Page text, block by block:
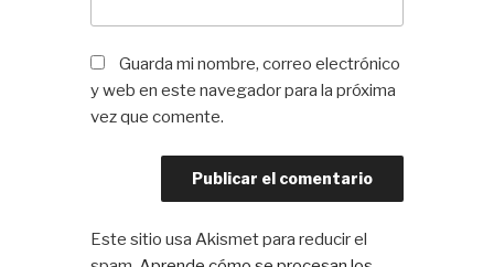
Guarda mi nombre, correo electrónico
y web en este navegador para la próxima
vez que comente.
Este sitio usa Akismet para reducir el